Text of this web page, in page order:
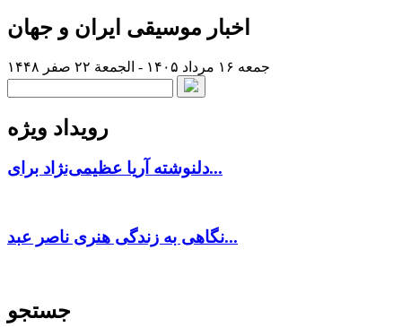
اخبار موسیقی ایران و جهان
جمعه ۱۶ مرداد ۱۴۰۵ - الجمعة ۲۲ صفر ۱۴۴۸
رویداد ویژه
دلنوشته آریا عظیمی‌نژاد برای...
نگاهی به زندگی هنری ناصر عبد...
جستجو